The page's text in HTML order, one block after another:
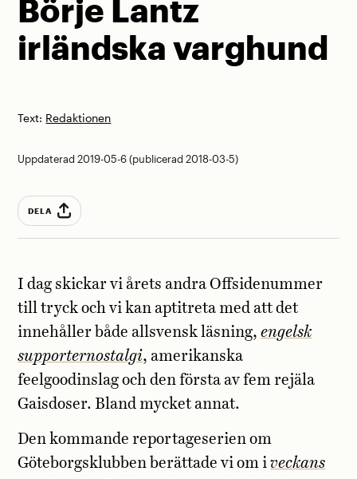
Börje Lantz
irländska varghund
Text: Redaktionen
Uppdaterad 2019-05-6 (publicerad 2018-03-5)
DELA
I dag skickar vi årets andra Offsidenummer
till tryck och vi kan aptitreta med att det
innehåller både allsvensk läsning,engelsk
supporternostalgi, amerikanska
feelgoodinslag och den första av fem rejäla
Gaisdoser. Bland mycket annat.
Den kommande reportageserien om
Göteborgsklubben berättade vi om iveckans